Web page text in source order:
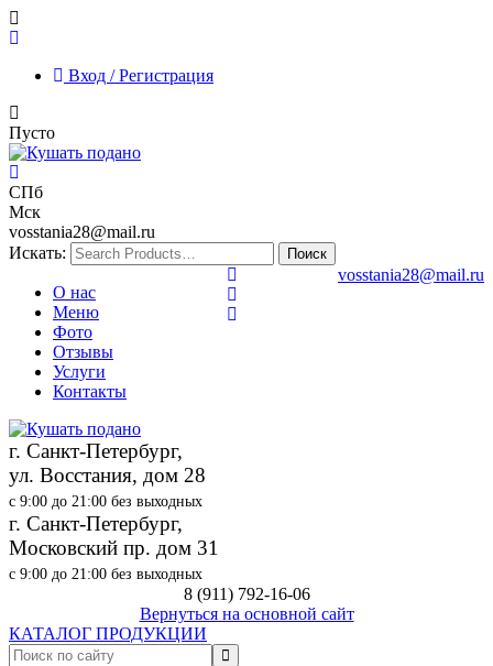
Вход / Регистрация
Пусто
СПб
Мск
vosstania28@mail.ru
Искать:
О нас
Меню
Фото
Отзывы
Услуги
Контакты
vosstania28@mail.ru
г. Санкт-Петербург,
ул. Восстания, дом 28
с 9:00 до 21:00 без выходных
г. Санкт-Петербург,
Московский пр. дом 31
с 9:00 до 21:00 без выходных
8 (911) 792-16-06
Вернуться на основной сайт
КАТАЛОГ ПРОДУКЦИИ